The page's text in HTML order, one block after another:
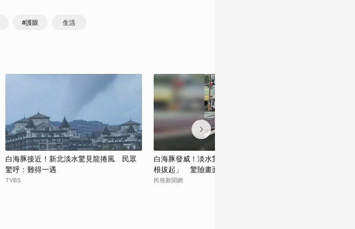
#護眼 生活
白海豚接近！新北淡水驚見龍捲風 民眾
驚呼：難得一遇
TVBS
白海豚發威！淡水驚見龍捲風「路樹遭連
根拔起」 驚險畫面曝
民視新聞網